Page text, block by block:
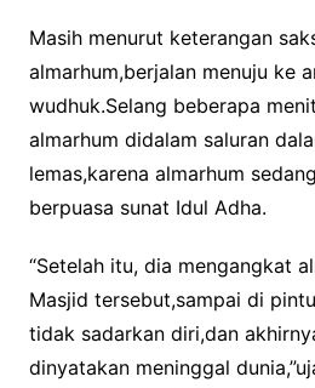
Masih menurut keterangan
almarhum,berjalan menuju ke
wudhuk.Selang beberapa
almarhum didalam saluran
lemas,karena almarhum
berpuasa sunat Idul Adha.
“Setelah itu, dia mengangkat
Masjid tersebut,sampai di
tidak sadarkan diri,dan
dinyatakan meninggal